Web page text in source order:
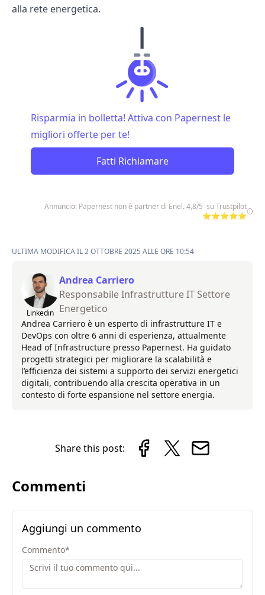
alla rete energetica.
Risparmia in bolletta! Attiva con Papernest le
migliori offerte per te!
Fatti Richiamare
Annuncio: Papernest non è partner di Enel. 4,8/5 su Trustpilot
⭐⭐⭐⭐⭐
ULTIMA MODIFICA IL 2 OTTOBRE 2025 ALLE ORE 10:54
Linkedin
Andrea Carriero
Responsabile Infrastrutture IT Settore
Energetico
Andrea Carriero è un esperto di infrastrutture IT e
DevOps con oltre 6 anni di esperienza, attualmente
Head of Infrastructure presso Papernest. Ha guidato
progetti strategici per migliorare la scalabilità e
l’efficienza dei sistemi a supporto dei servizi energetici
digitali, contribuendo alla crescita operativa in un
contesto di forte espansione nel settore energia.
Share this post:
Commenti
Aggiungi un commento
Commento*